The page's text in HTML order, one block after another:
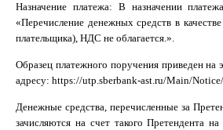
Назначение платежа: В назначении
«Перечисление денежных средств в
плательщика), НДС не облагается.».
Образец платежного поручения приведен на
адресу: https://utp.sberbank-ast.ru/Main/
Денежные средства, перечисленные за
зачисляются на счет такого Претендента